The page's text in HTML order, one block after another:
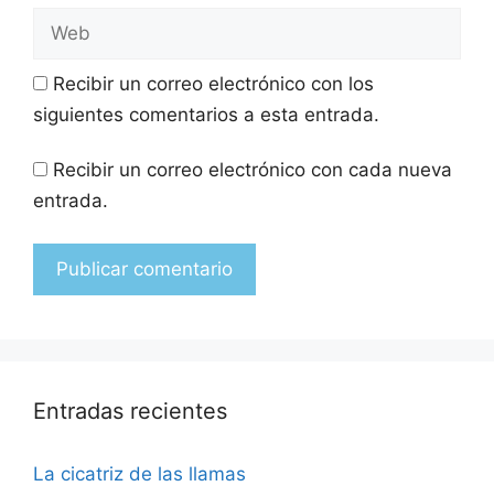
Recibir un correo electrónico con los
siguientes comentarios a esta entrada.
Recibir un correo electrónico con cada nueva
entrada.
Entradas recientes
La cicatriz de las llamas